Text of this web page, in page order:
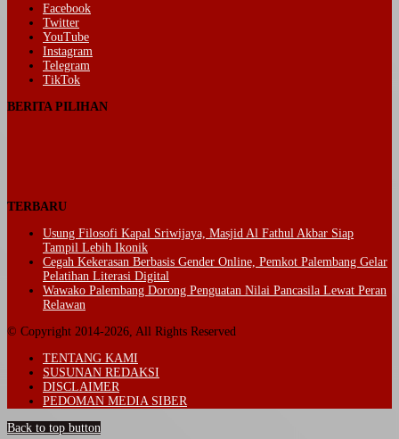
Facebook
Twitter
YouTube
Instagram
Telegram
TikTok
BERITA PILIHAN
TERBARU
Usung Filosofi Kapal Sriwijaya, Masjid Al Fathul Akbar Siap
Tampil Lebih Ikonik
Cegah Kekerasan Berbasis Gender Online, Pemkot Palembang Gelar
Pelatihan Literasi Digital
Wawako Palembang Dorong Penguatan Nilai Pancasila Lewat Peran
Relawan
© Copyright 2014-2026, All Rights Reserved
TENTANG KAMI
SUSUNAN REDAKSI
DISCLAIMER
PEDOMAN MEDIA SIBER
Back to top button